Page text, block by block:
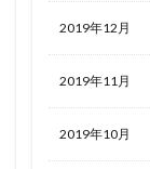
2019年12月
2019年11月
2019年10月